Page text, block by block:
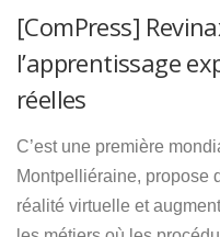
[ComPress]
l’apprentissage
réelles
C’est une première
Montpelliéraine, propose
réalité virtuelle et